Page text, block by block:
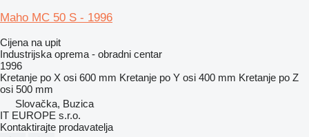
Maho MC 50 S - 1996
Cijena na upit
Industrijska oprema - obradni centar
1996
Kretanje po X osi 600 mm Kretanje po Y osi 400 mm Kretanje po Z
osi 500 mm
Slovačka, Buzica
IT EUROPE s.r.o.
Kontaktirajte prodavatelja